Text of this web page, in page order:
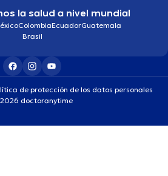
la salud a nivel mundial
ColombiaEcuadorGuatemala
Brasil
de protección de los datos personales
doctoranytime